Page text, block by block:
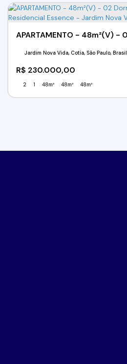
R$ 230.000,00
Jardim Nova Vida, Cotia, São Paulo, Brasil
2 1 48m² 48m² 48m²